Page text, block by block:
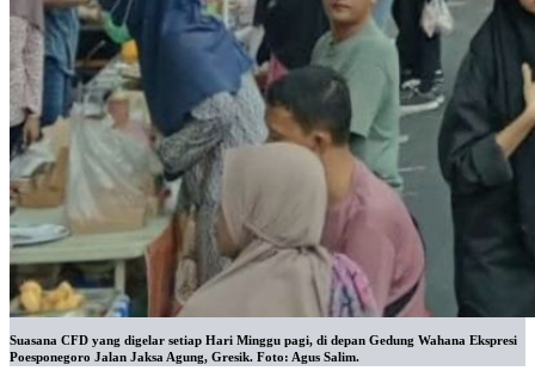
Suasana CFD yang digelar setiap Hari Minggu pagi, di depan Gedung Wahana Ekspresi
Poesponegoro Jalan Jaksa Agung, Gresik. Foto: Agus Salim.